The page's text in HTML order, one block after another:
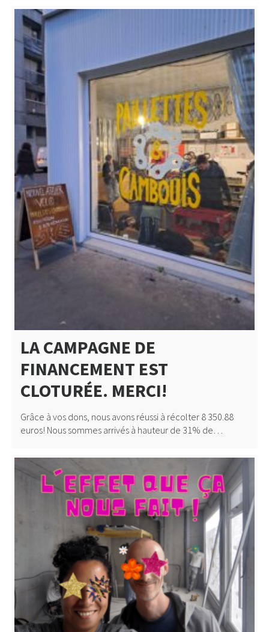
LA CAMPAGNE DE
FINANCEMENT EST
CLOTURÉE. MERCI!
Grâce à vos dons, nous avons réussi à récolter 8 350.88
euros! Nous sommes arrivés à hauteur de 31% de…